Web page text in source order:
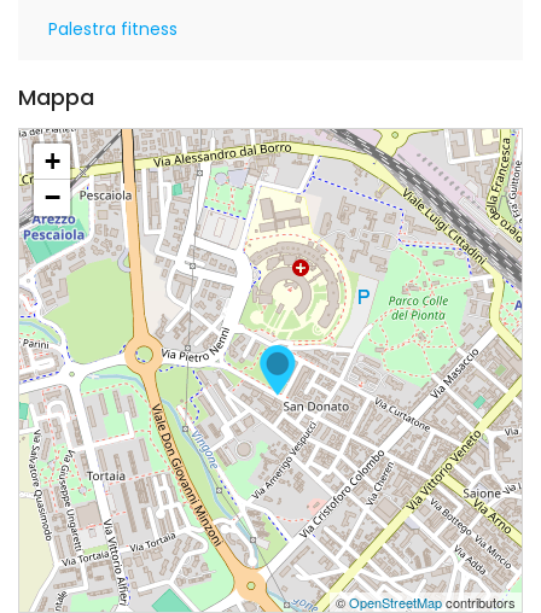
Palestra fitness
Mappa
+
−
©OpenStreetMapcontributors